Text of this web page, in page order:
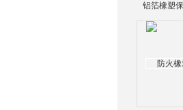
铝箔橡塑